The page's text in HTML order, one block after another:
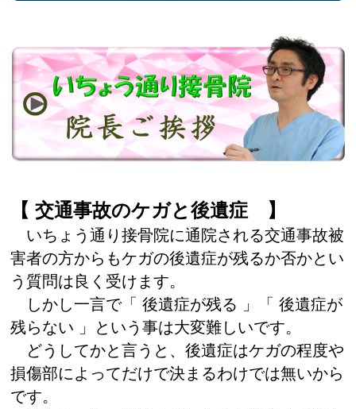
【 交通事故のケガと後遺症 】
いちょう通り接骨院に通院される交通事故被
害者の方からもケガの後遺症が残るか否かとい
う質問は良く受けます。
しかし一言で「 後遺症が残る 」「 後遺症が
残らない 」という事は大変難しいです。
どうしてかと言うと、後遺症はケガの程度や
損傷部によってだけで決まるわけでは無いから
です。